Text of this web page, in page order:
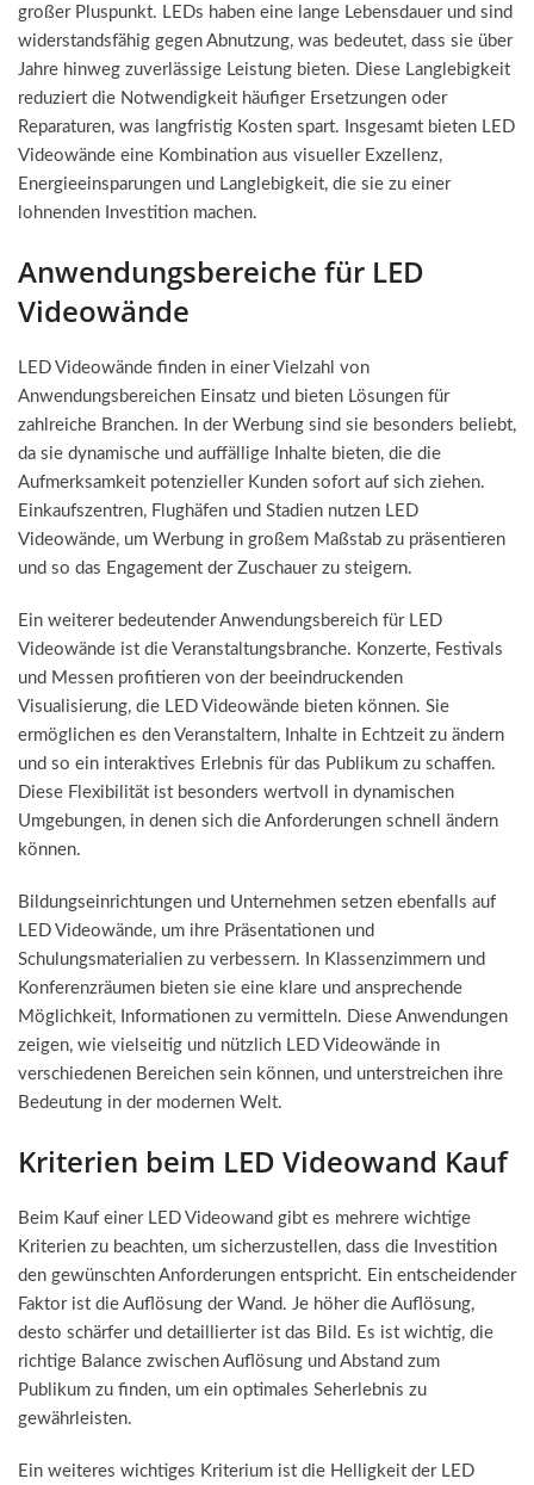
großer Pluspunkt. LEDs haben eine lange Lebensdauer und sind
widerstandsfähig gegen Abnutzung, was bedeutet, dass sie über
Jahre hinweg zuverlässige Leistung bieten. Diese Langlebigkeit
reduziert die Notwendigkeit häufiger Ersetzungen oder
Reparaturen, was langfristig Kosten spart. Insgesamt bieten LED
Videowände eine Kombination aus visueller Exzellenz,
Energieeinsparungen und Langlebigkeit, die sie zu einer
lohnenden Investition machen.
Anwendungsbereiche für LED
Videowände
LED Videowände finden in einer Vielzahl von
Anwendungsbereichen Einsatz und bieten Lösungen für
zahlreiche Branchen. In der Werbung sind sie besonders beliebt,
da sie dynamische und auffällige Inhalte bieten, die die
Aufmerksamkeit potenzieller Kunden sofort auf sich ziehen.
Einkaufszentren, Flughäfen und Stadien nutzen LED
Videowände, um Werbung in großem Maßstab zu präsentieren
und so das Engagement der Zuschauer zu steigern.
Ein weiterer bedeutender Anwendungsbereich für LED
Videowände ist die Veranstaltungsbranche. Konzerte, Festivals
und Messen profitieren von der beeindruckenden
Visualisierung, die LED Videowände bieten können. Sie
ermöglichen es den Veranstaltern, Inhalte in Echtzeit zu ändern
und so ein interaktives Erlebnis für das Publikum zu schaffen.
Diese Flexibilität ist besonders wertvoll in dynamischen
Umgebungen, in denen sich die Anforderungen schnell ändern
können.
Bildungseinrichtungen und Unternehmen setzen ebenfalls auf
LED Videowände, um ihre Präsentationen und
Schulungsmaterialien zu verbessern. In Klassenzimmern und
Konferenzräumen bieten sie eine klare und ansprechende
Möglichkeit, Informationen zu vermitteln. Diese Anwendungen
zeigen, wie vielseitig und nützlich LED Videowände in
verschiedenen Bereichen sein können, und unterstreichen ihre
Bedeutung in der modernen Welt.
Kriterien beim LED Videowand Kauf
Beim Kauf einer LED Videowand gibt es mehrere wichtige
Kriterien zu beachten, um sicherzustellen, dass die Investition
den gewünschten Anforderungen entspricht. Ein entscheidender
Faktor ist die Auflösung der Wand. Je höher die Auflösung,
desto schärfer und detaillierter ist das Bild. Es ist wichtig, die
richtige Balance zwischen Auflösung und Abstand zum
Publikum zu finden, um ein optimales Seherlebnis zu
gewährleisten.
Ein weiteres wichtiges Kriterium ist die Helligkeit der LED